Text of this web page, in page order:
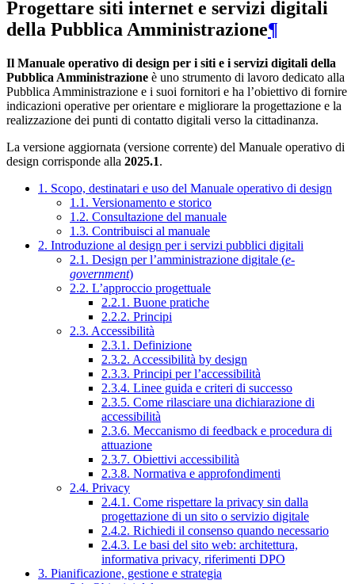
Progettare siti internet e servizi digitali
della Pubblica Amministrazione¶
Il Manuale operativo di design per i siti e i servizi digitali della
Pubblica Amministrazione è uno strumento di lavoro dedicato alla
Pubblica Amministrazione e i suoi fornitori e ha l’obiettivo di fornire
indicazioni operative per orientare e migliorare la progettazione e la
realizzazione dei punti di contatto digitali verso la cittadinanza.
La versione aggiornata (versione corrente) del Manuale operativo di
design corrisponde alla 2025.1.
1. Scopo, destinatari e uso del Manuale operativo di design
1.1. Versionamento e storico
1.2. Consultazione del manuale
1.3. Contribuisci al manuale
2. Introduzione al design per i servizi pubblici digitali
2.1. Design per l’amministrazione digitale (e-
government)
2.2. L’approccio progettuale
2.2.1. Buone pratiche
2.2.2. Principi
2.3. Accessibilità
2.3.1. Definizione
2.3.2. Accessibilità by design
2.3.3. Principi per l’accessibilità
2.3.4. Linee guida e criteri di successo
2.3.5. Come rilasciare una dichiarazione di
accessibilità
2.3.6. Meccanismo di feedback e procedura di
attuazione
2.3.7. Obiettivi accessibilità
2.3.8. Normativa e approfondimenti
2.4. Privacy
2.4.1. Come rispettare la privacy sin dalla
progettazione di un sito o servizio digitale
2.4.2. Richiedi il consenso quando necessario
2.4.3. Le basi del sito web: architettura,
informativa privacy, riferimenti DPO
3. Pianificazione, gestione e strategia